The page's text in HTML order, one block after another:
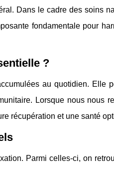
Dans le cadre des soins
fondamentale pour
?
au quotidien. Elle
Lorsque nous nous
récupération et une santé
Parmi celles-ci, on